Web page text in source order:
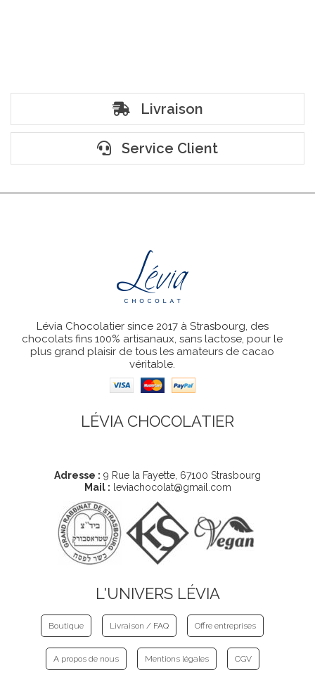
Livraison
Service Client
Lévia Chocolatier since 2017 à Strasbourg, des
chocolats fins 100% artisanaux, sans lactose, pour le
plus grand plaisir de tous les amateurs de cacao
véritable.
LÉVIA CHOCOLATIER
Adresse : 9 Rue la Fayette, 67100 Strasbourg
Mail : leviachocolat@gmail.com
L'UNIVERS LÉVIA
Boutique Livraison / FAQ Offre entreprises
A propos de nous Mentions légales CGV